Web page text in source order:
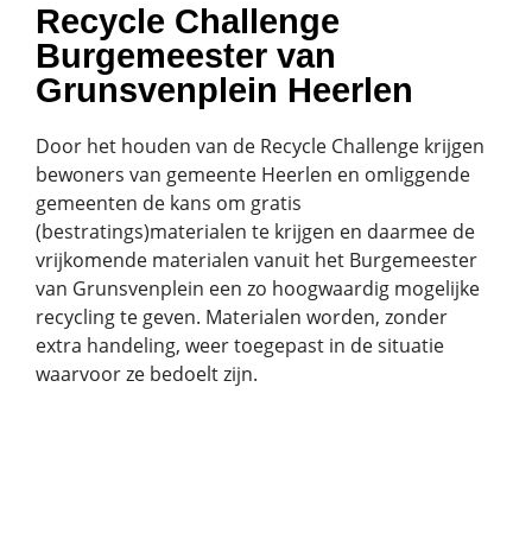
Recycle Challenge
Burgemeester van
Grunsvenplein Heerlen
Door het houden van de Recycle Challenge krijgen
bewoners van gemeente Heerlen en omliggende
gemeenten de kans om gratis
(bestratings)materialen te krijgen en daarmee de
vrijkomende materialen vanuit het Burgemeester
van Grunsvenplein een zo hoogwaardig mogelijke
recycling te geven. Materialen worden, zonder
extra handeling, weer toegepast in de situatie
waarvoor ze bedoelt zijn.